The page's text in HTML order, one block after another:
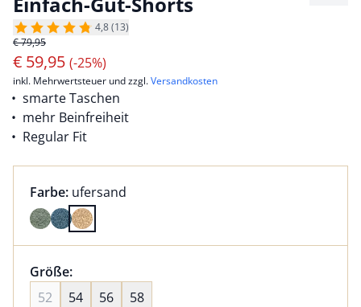
4,8 (13)
€ 79,95
€ 59,95 (-25%)
inkl. Mehrwertsteuer und zzgl.Versandkosten
smarte Taschen
mehr Beinfreiheit
Regular Fit
Farbauswahl:
Farbe: aktuell ausgewählt:
ufersand
Farbe ufersand ausgewählt
Größenauswahl:
Größe:nichts ausgewählt
52
54 56
58